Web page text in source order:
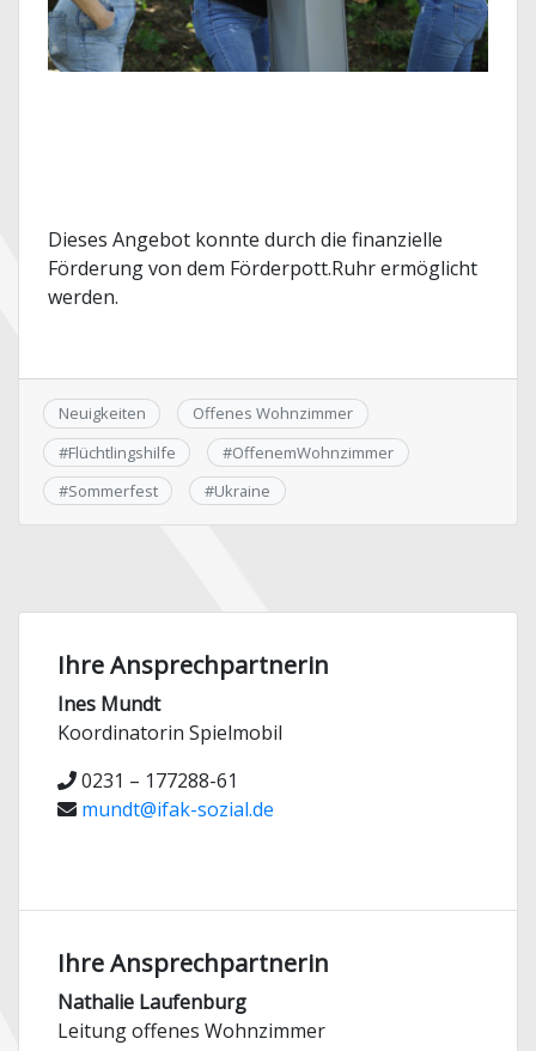
Dieses Angebot konnte durch die finanzielle
Förderung von dem Förderpott.Ruhr ermöglicht
werden.
Neuigkeiten
Offenes Wohnzimmer
#Flüchtlingshilfe #OffenemWohnzimmer
#Sommerfest #Ukraine
Ihre Ansprechpartnerin
Ines Mundt
Koordinatorin Spielmobil
0231 – 177288-61
mundt@ifak-sozial.de
Ihre Ansprechpartnerin
Nathalie Laufenburg
Leitung offenes Wohnzimmer